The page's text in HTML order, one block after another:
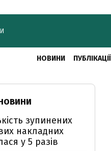
НОВИНИ ПУБЛІКАЦІЇ
зупинених
накладних
у 5 разів